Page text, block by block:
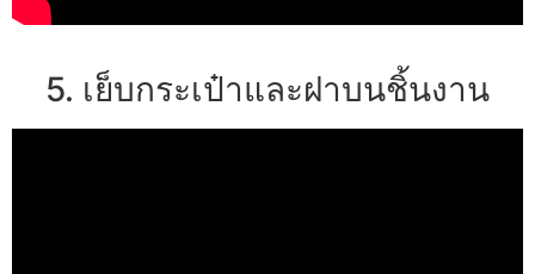
5. เย็บกระเป๋าและฝาบนชิ้นงาน